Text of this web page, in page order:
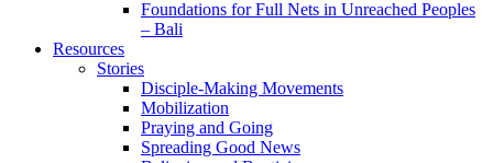
Foundations for Full Nets in Unreached Peoples
– Bali
Resources
Stories
Disciple-Making Movements
Mobilization
Praying and Going
Spreading Good News